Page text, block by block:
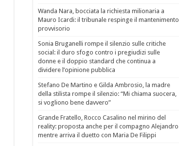
Wanda Nara, bocciata la richiesta milionaria a
Mauro Icardi: il tribunale respinge il mantenimento
provvisorio
Sonia Bruganelli rompe il silenzio sulle critiche
social: il duro sfogo contro i pregiudizi sulle
donne e il doppio standard che continua a
dividere l’opinione pubblica
Stefano De Martino e Gilda Ambrosio, la madre
della stilista rompe il silenzio: “Mi chiama suocera,
si vogliono bene davvero”
Grande Fratello, Rocco Casalino nel mirino del
reality: proposta anche per il compagno Alejandro
mentre arriva il duetto con Maria De Filippi